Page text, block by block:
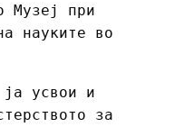
Музеј при
науките во
ја усвои и
за